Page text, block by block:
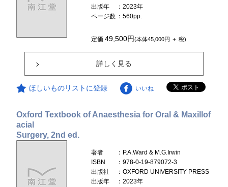
出版年
：2023年
ページ数 ：560pp.
定価49,500円(本体45,000円 ＋ 税)
詳しく見る
ほしいものリストに登録 いいね
Oxford Textbook of Anaesthesia for Oral & Maxillof
acial
Surgery, 2nd ed.
著者
：P.A.Ward & M.G.Irwin
ISBN
：978-0-19-879072-3
出版社
：OXFORD UNIVERSITY PRESS
出版年
：2023年